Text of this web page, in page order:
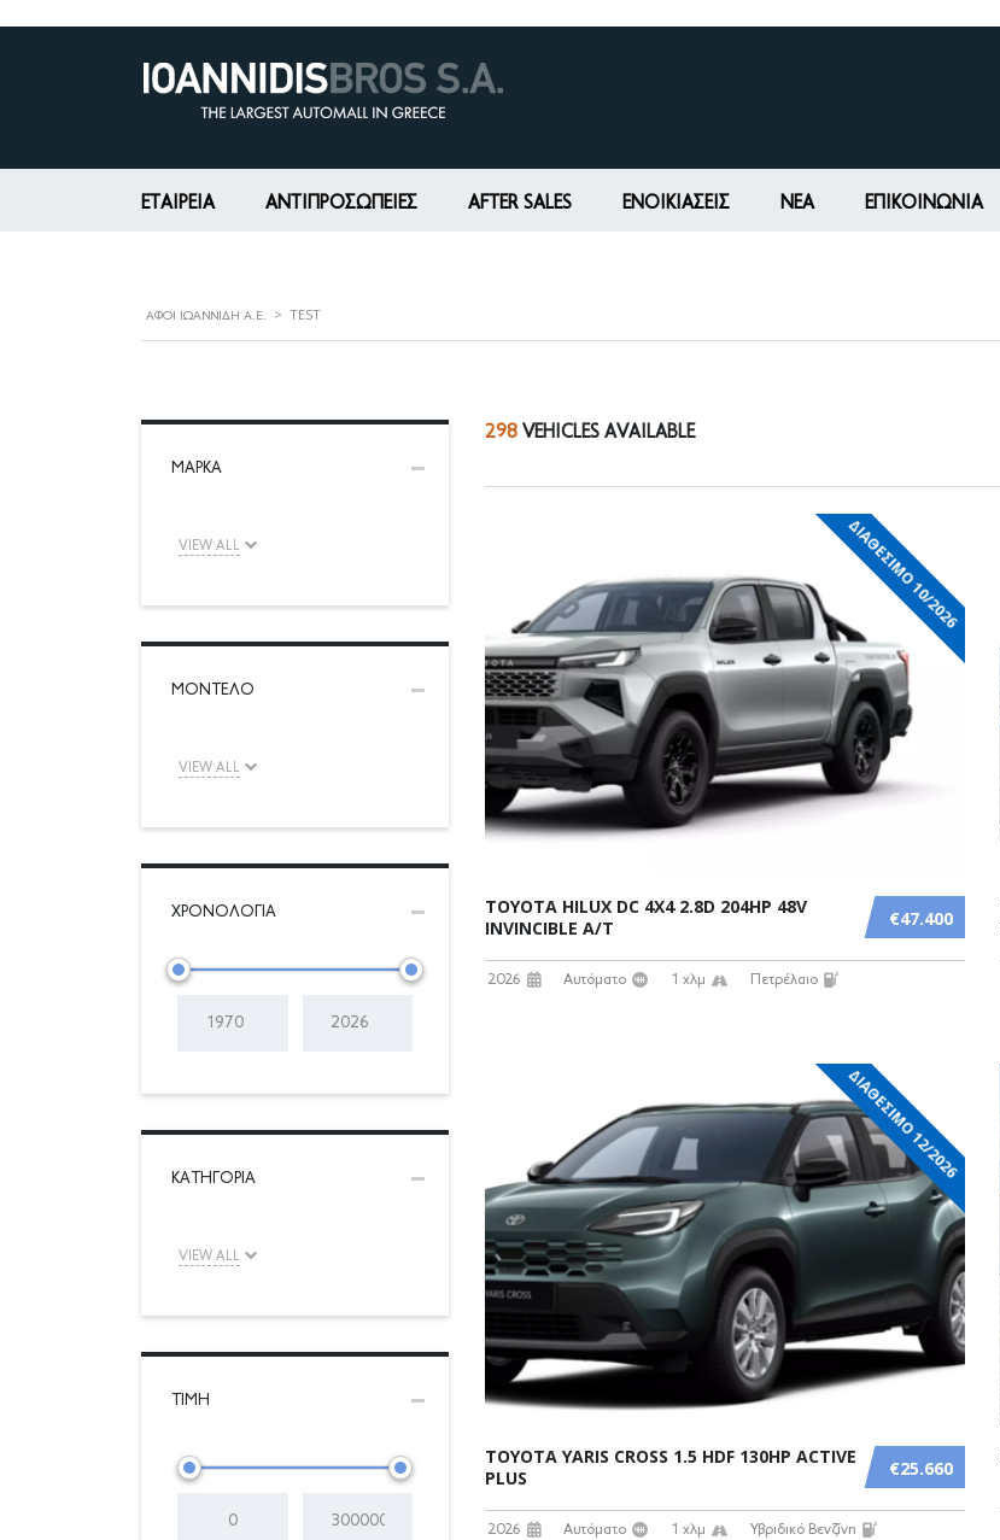
ΕΤΑΙΡΕΊΑ ΑΝΤΙΠΡΟΣΩΠΕΙΕΣ AFTER SALES ΕΝΟΙΚΙΆΣΕΙΣ ΝΕΑ ΕΠΙΚΟΙΝΩΝΊΑ
ΑΦΟΊ ΙΩΑΝΝΊΔΗ Α.Ε. > TEST
ΜΆΡΚΑ
VIEW ALL
ΜΟΝΤΈΛΟ
VIEW ALL
ΧΡΟΝΟΛΟΓΊΑ
ΚΑΤΗΓΟΡΊΑ
VIEW ALL
ΤΙΜΉ
298 VEHICLES AVAILABLE
ΔΙΑΘΕΣΙΜΟ 10/2026
€47.400
TOYOTA HILUX DC 4X4 2.8D 204HP 48V
INVINCIBLE A/T
2026 Αυτόματο 1 χλμ Πετρέλαιο
ΔΙΑΘΕΣΙΜΟ 12/2026
€25.660
TOYOTA YARIS CROSS 1.5 HDF 130HP ACTIVE
PLUS
2026 Αυτόματο 1 χλμ Υβριδικό Βενζίνη